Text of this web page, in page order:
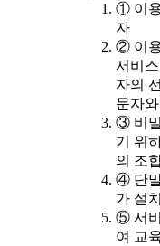
① 이
자
② 이용
서비
자의
문자
③ 비
기 위
의 조
④ 단
가 설
⑤ 서
여 교